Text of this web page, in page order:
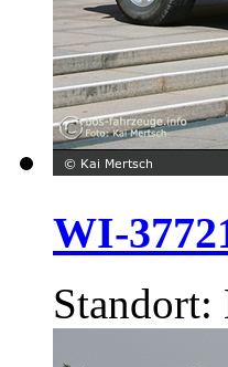
WI-
Standort: